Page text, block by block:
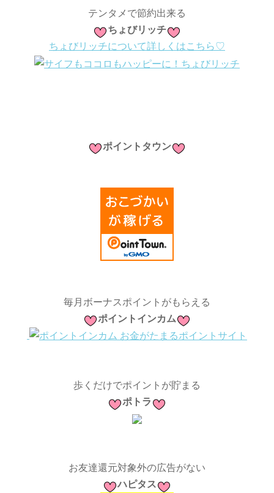
テンタメで節約出来る
ちょびリッチ
ちょびリッチについて詳しくはこちら♡
ポイントタウン
毎月ボーナスポイントがもらえる
ポイントインカム
歩くだけでポイントが貯まる
ポトラ
お友達還元対象外の広告がない
ハピタス